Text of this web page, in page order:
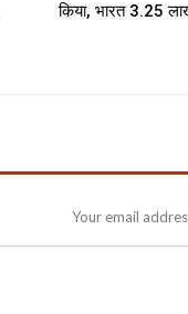
किया, भारत ₹3.25
Your email